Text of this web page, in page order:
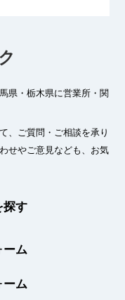
県・栃木県に営業所・関
、ご質問・ご相談を承り
せやご意見なども、お気
探す
ーム
ーム